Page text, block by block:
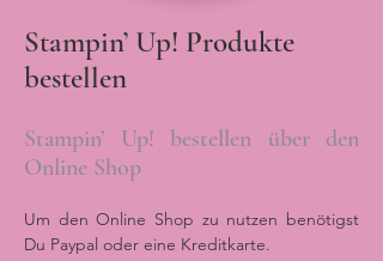
Stampin’ Up! Produkte
bestellen
Stampin’ Up! bestellen über den
Online Shop
Um den Online Shop zu nutzen benötigst
Du Paypal oder eine Kreditkarte.